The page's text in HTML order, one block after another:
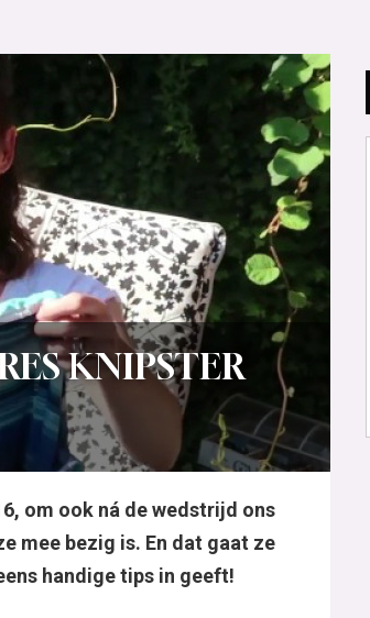
KNIPSTER
om ook ná de wedstrijd ons
mee bezig is. En dat gaat ze
handige tips in geeft!